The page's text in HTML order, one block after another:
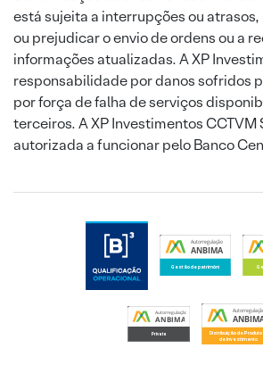
está sujeita a interrupções ou
ou prejudicar o envio de ordens ou a
informações atualizadas. A XP
responsabilidade por danos sofridos
por força de falha de serviços
terceiros. A XP Investimentos CCTVM
autorizada a funcionar pelo Banco